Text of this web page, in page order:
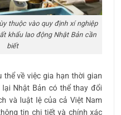
thuộc vào quy định xí nghiệp
khẩu lao động Nhật Bản cần
biết
thể về việc gia hạn thời gian
lại Nhật Bản có thể thay đổi
và luật lệ của cả Việt Nam
tin chi tiết và chính xác